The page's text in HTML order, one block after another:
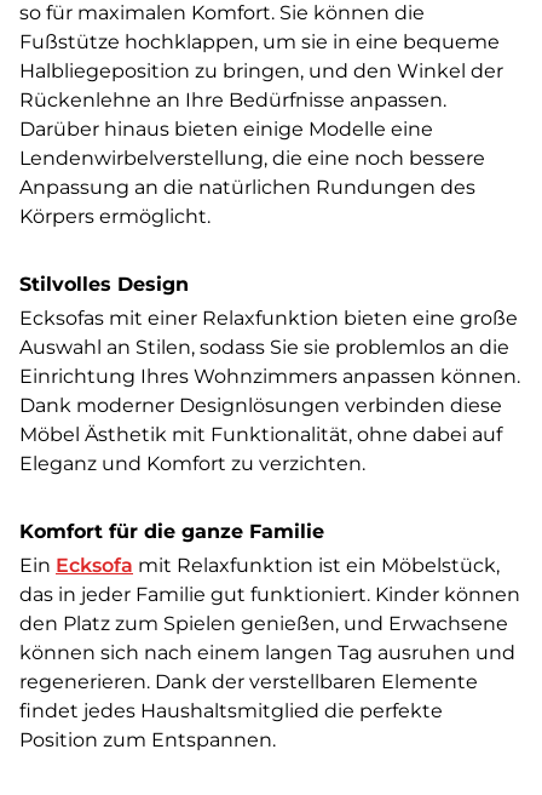
so für maximalen Komfort. Sie können die
Fußstütze hochklappen, um sie in eine bequeme
Halbliegeposition zu bringen, und den Winkel der
Rückenlehne an Ihre Bedürfnisse anpassen.
Darüber hinaus bieten einige Modelle eine
Lendenwirbelverstellung, die eine noch bessere
Anpassung an die natürlichen Rundungen des
Körpers ermöglicht.
Stilvolles Design
Ecksofas mit einer Relaxfunktion bieten eine große
Auswahl an Stilen, sodass Sie sie problemlos an die
Einrichtung Ihres Wohnzimmers anpassen können.
Dank moderner Designlösungen verbinden diese
Möbel Ästhetik mit Funktionalität, ohne dabei auf
Eleganz und Komfort zu verzichten.
Komfort für die ganze Familie
Ein Ecksofa mit Relaxfunktion ist ein Möbelstück,
das in jeder Familie gut funktioniert. Kinder können
den Platz zum Spielen genießen, und Erwachsene
können sich nach einem langen Tag ausruhen und
regenerieren. Dank der verstellbaren Elemente
findet jedes Haushaltsmitglied die perfekte
Position zum Entspannen.